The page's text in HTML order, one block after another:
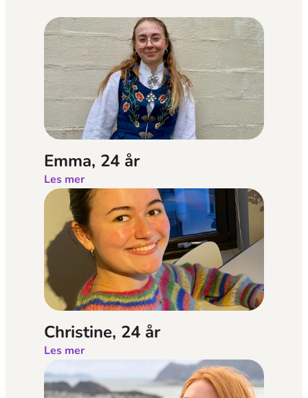
Emma, 24 år
Les mer
Christine, 24 år
Les mer